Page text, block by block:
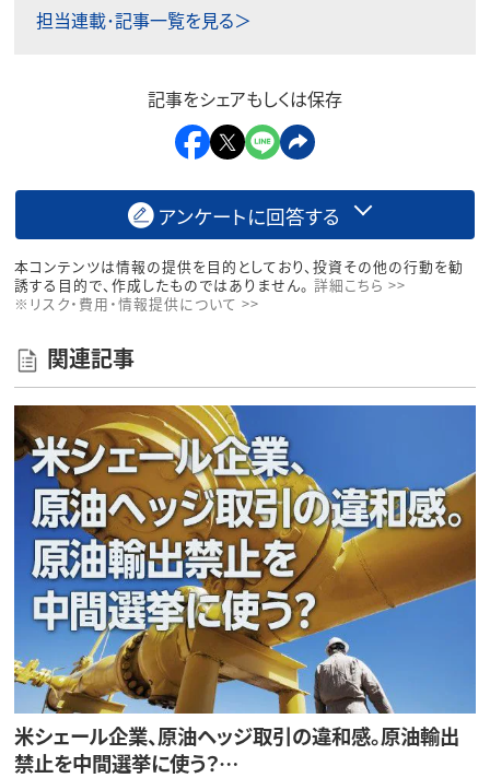
担当連載･記事一覧を見る＞
記事をシェアもしくは保存
アンケートに回答する
本コンテンツは情報の提供を目的としており、投資その他の行動を勧
誘する目的で、作成したものではありません。 詳細こちら >>
※リスク・費用・情報提供について >>
関連記事
米シェール企業、原油ヘッジ取引の違和感。原油輸出
禁止を中間選挙に使う？…